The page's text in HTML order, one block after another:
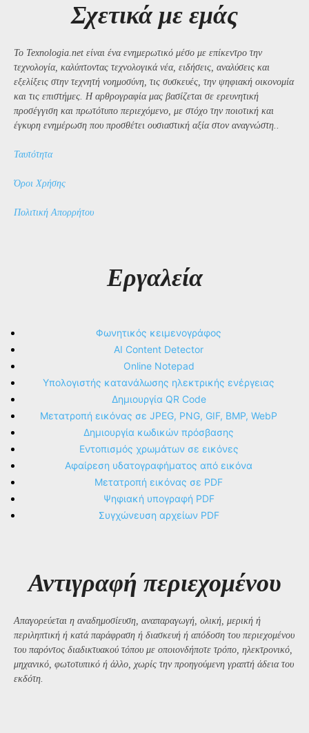
Σχετικά με εμάς
Το Texnologia.net είναι ένα ενημερωτικό μέσο με επίκεντρο την
τεχνολογία, καλύπτοντας τεχνολογικά νέα, ειδήσεις, αναλύσεις και
εξελίξεις στην τεχνητή νοημοσύνη, τις συσκευές, την ψηφιακή οικονομία
και τις επιστήμες. Η αρθρογραφία μας βασίζεται σε ερευνητική
προσέγγιση και πρωτότυπο περιεχόμενο, με στόχο την ποιοτική και
έγκυρη ενημέρωση που προσθέτει ουσιαστική αξία στον αναγνώστη..
Ταυτότητα
Όροι Χρήσης
Πολιτική Απορρήτου
Εργαλεία
Φωνητικός κειμενογράφος
AI Content Detector
Online Notepad
Υπολογιστής κατανάλωσης ηλεκτρικής ενέργειας
Δημιουργία QR Code
Μετατροπή εικόνας σε JPEG, PNG, GIF, BMP, WebP
Δημιουργία κωδικών πρόσβασης
Εντοπισμός χρωμάτων σε εικόνες
Αφαίρεση υδατογραφήματος από εικόνα
Μετατροπή εικόνας σε PDF
Ψηφιακή υπογραφή PDF
Συγχώνευση αρχείων PDF
Αντιγραφή περιεχομένου
Απαγορεύεται η αναδημοσίευση, αναπαραγωγή, ολική, μερική ή
περιληπτική ή κατά παράφραση ή διασκευή ή απόδοση του περιεχομένου
του παρόντος διαδικτυακού τόπου με οποιονδήποτε τρόπο, ηλεκτρονικό,
μηχανικό, φωτοτυπικό ή άλλο, χωρίς την προηγούμενη γραπτή άδεια του
εκδότη.